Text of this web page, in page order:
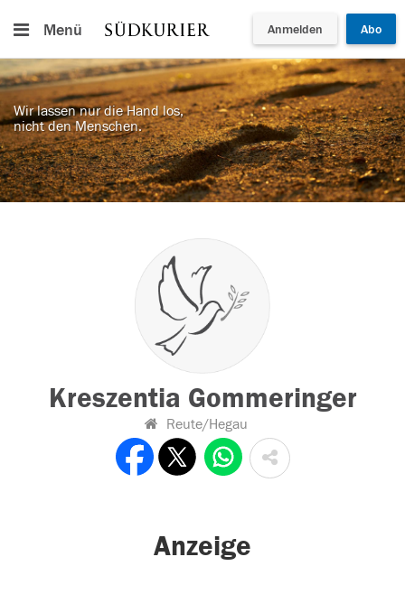
Menü Anmelden Abo
Wir lassen nur die Hand los,
nicht den Menschen.
Kreszentia Gommeringer
Reute/Hegau
Anzeige